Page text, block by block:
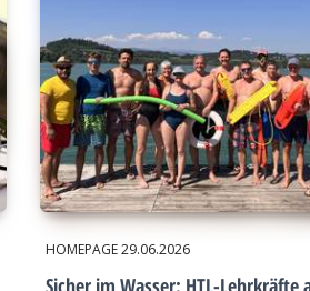
HOMEPAGE29.06.2026
Sicher im Wasser: HTL-Lehrkräfte